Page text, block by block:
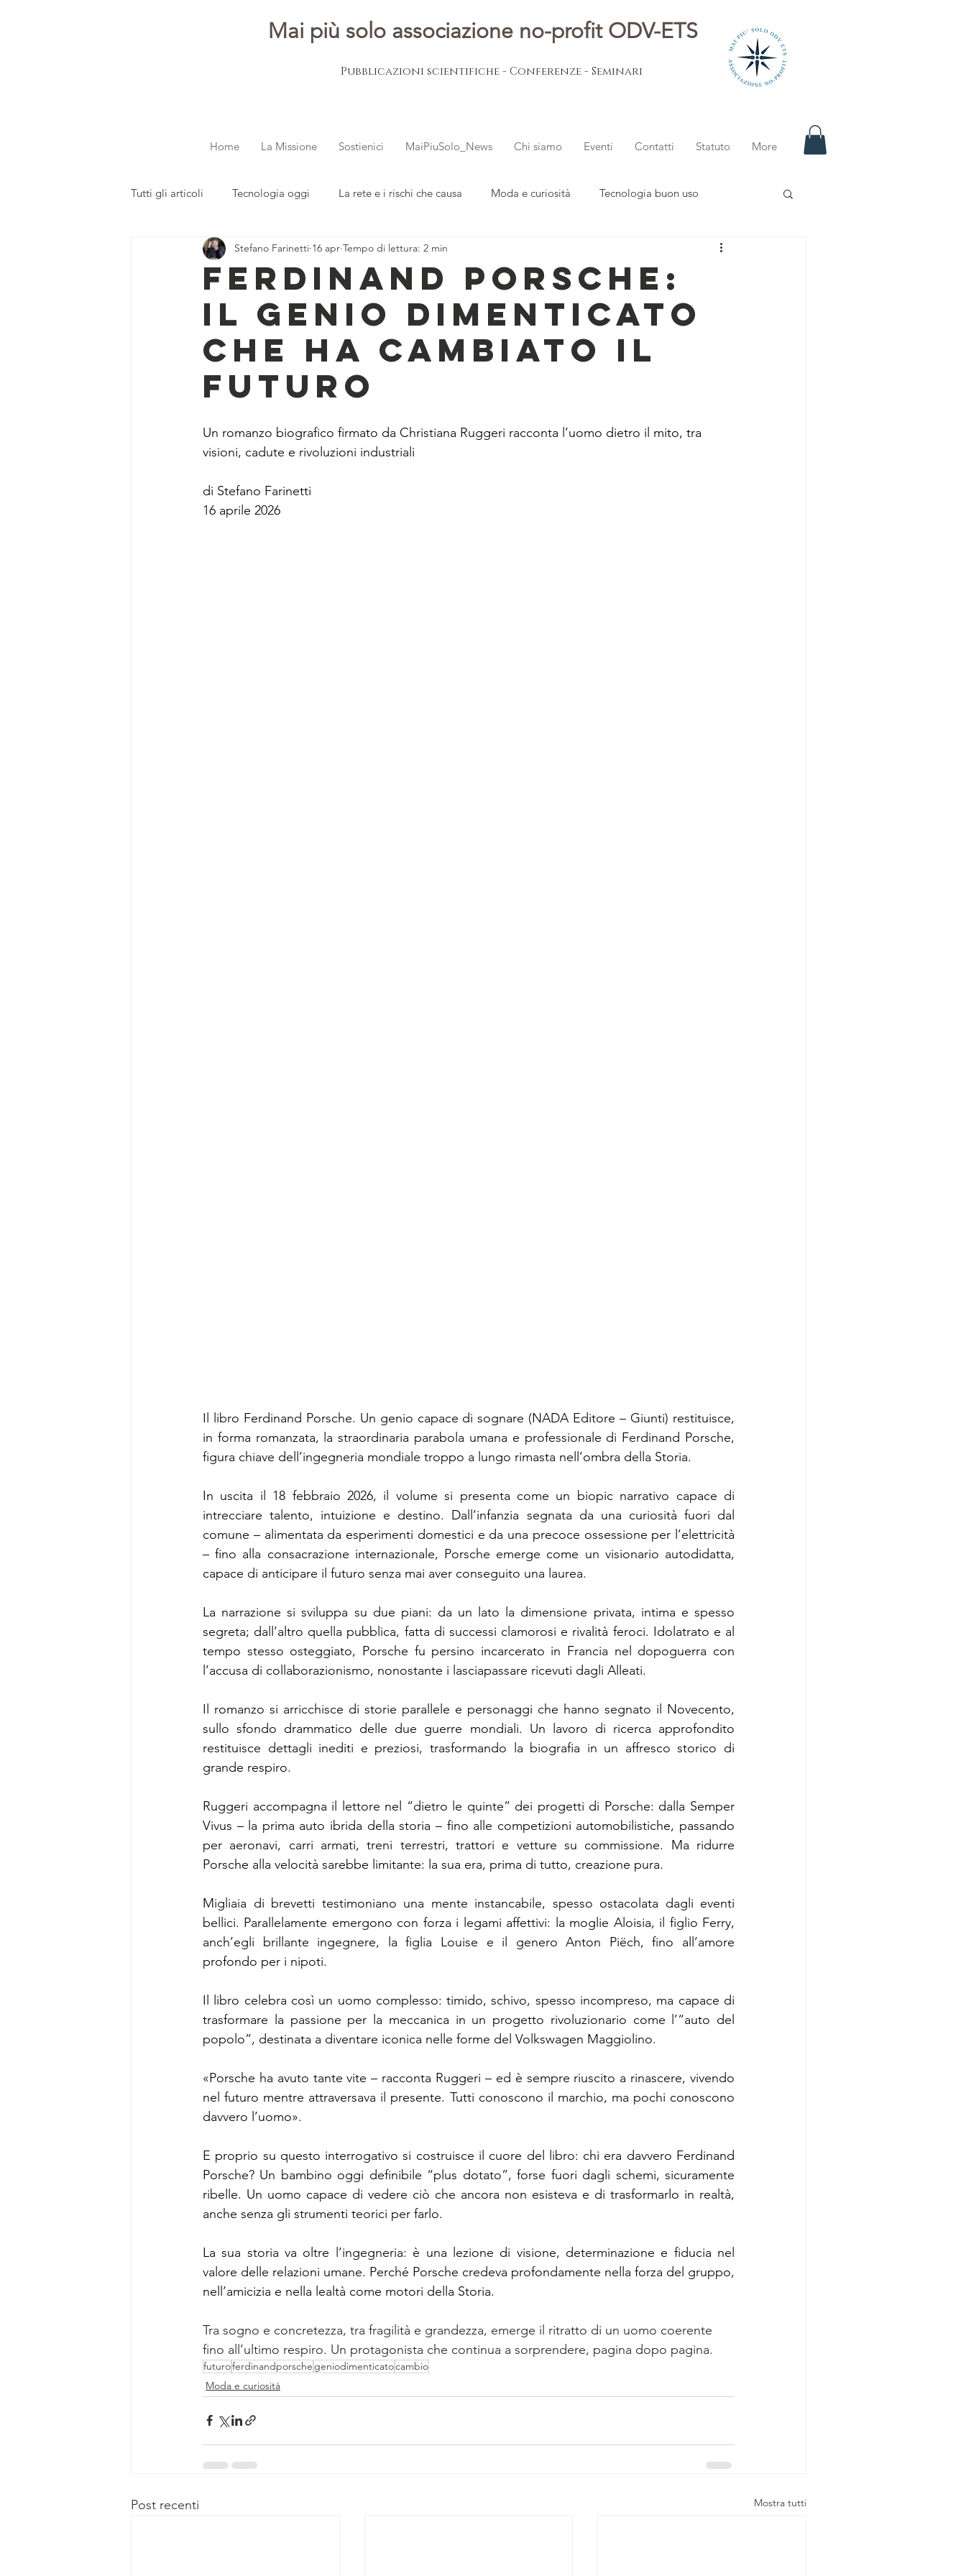
Mai più solo associazione no-profit ODV-ETS
Pubblicazioni scientifiche - Conferenze - Seminari
Home La Missione Sostienici MaiPiuSolo_News Chi siamo Eventi Contatti Statuto More
Tutti gli articoli Tecnologia oggi La rete e i rischi che causa Moda e curiosità Tecnologia buon uso
dalla redazione Parola ai giovani L'esperto risponde
Ferdinand Porsche:
il genio dimenticato
che ha cambiato il
futuro
Stefano Farinetti 16 apr Tempo di lettura: 2 min
Un romanzo biografico firmato da Christiana Ruggeri racconta l’uomo dietro il mito, tra
visioni, cadute e rivoluzioni industriali
di Stefano Farinetti
16 aprile 2026
Il libro Ferdinand Porsche. Un genio capace di sognare (NADA Editore – Giunti) restituisce,
in forma romanzata, la straordinaria parabola umana e professionale di Ferdinand Porsche,
figura chiave dell’ingegneria mondiale troppo a lungo rimasta nell’ombra della Storia.
In uscita il 18 febbraio 2026, il volume si presenta come un biopic narrativo capace di
intrecciare talento, intuizione e destino. Dall’infanzia segnata da una curiosità fuori dal
comune – alimentata da esperimenti domestici e da una precoce ossessione per l’elettricità
– fino alla consacrazione internazionale, Porsche emerge come un visionario autodidatta,
capace di anticipare il futuro senza mai aver conseguito una laurea.
La narrazione si sviluppa su due piani: da un lato la dimensione privata, intima e spesso
segreta; dall’altro quella pubblica, fatta di successi clamorosi e rivalità feroci. Idolatrato e al
tempo stesso osteggiato, Porsche fu persino incarcerato in Francia nel dopoguerra con
l’accusa di collaborazionismo, nonostante i lasciapassare ricevuti dagli Alleati.
Il romanzo si arricchisce di storie parallele e personaggi che hanno segnato il Novecento,
sullo sfondo drammatico delle due guerre mondiali. Un lavoro di ricerca approfondito
restituisce dettagli inediti e preziosi, trasformando la biografia in un affresco storico di
grande respiro.
Ruggeri accompagna il lettore nel “dietro le quinte” dei progetti di Porsche: dalla Semper
Vivus – la prima auto ibrida della storia – fino alle competizioni automobilistiche, passando
per aeronavi, carri armati, treni terrestri, trattori e vetture su commissione. Ma ridurre
Porsche alla velocità sarebbe limitante: la sua era, prima di tutto, creazione pura.
Migliaia di brevetti testimoniano una mente instancabile, spesso ostacolata dagli eventi
bellici. Parallelamente emergono con forza i legami affettivi: la moglie Aloisia, il figlio Ferry,
anch’egli brillante ingegnere, la figlia Louise e il genero Anton Piëch, fino all’amore
profondo per i nipoti.
Il libro celebra così un uomo complesso: timido, schivo, spesso incompreso, ma capace di
trasformare la passione per la meccanica in un progetto rivoluzionario come l’“auto del
popolo”, destinata a diventare iconica nelle forme del Volkswagen Maggiolino.
«Porsche ha avuto tante vite – racconta Ruggeri – ed è sempre riuscito a rinascere, vivendo
nel futuro mentre attraversava il presente. Tutti conoscono il marchio, ma pochi conoscono
davvero l’uomo».
E proprio su questo interrogativo si costruisce il cuore del libro: chi era davvero Ferdinand
Porsche? Un bambino oggi definibile “plus dotato”, forse fuori dagli schemi, sicuramente
ribelle. Un uomo capace di vedere ciò che ancora non esisteva e di trasformarlo in realtà,
anche senza gli strumenti teorici per farlo.
La sua storia va oltre l’ingegneria: è una lezione di visione, determinazione e fiducia nel
valore delle relazioni umane. Perché Porsche credeva profondamente nella forza del gruppo,
nell’amicizia e nella lealtà come motori della Storia.
Tra sogno e concretezza, tra fragilità e grandezza, emerge il ritratto di un uomo coerente
fino all’ultimo respiro. Un protagonista che continua a sorprendere, pagina dopo pagina.
futuroferdinandporsche geniodimenticatocambio
Moda e curiosità
Post recenti Mostra tutti